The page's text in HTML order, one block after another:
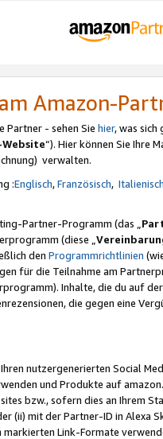
Amazon-
Partner - sehen Sie hier, was sich
“). Hier können Sie Ihre
verwalten.
:Englisch,Französisch, Italienisch
Partner-Programm (das „
(diese „
den Programmrichtlinien
für die Teilnahme am
Inhalte, die du auf
die gegen eine
nutzergenerierten Social
und Produkte auf
bzw., sofern dies an Ihrem
(ii) mit der Partner-ID in Alexa
Link-Formate